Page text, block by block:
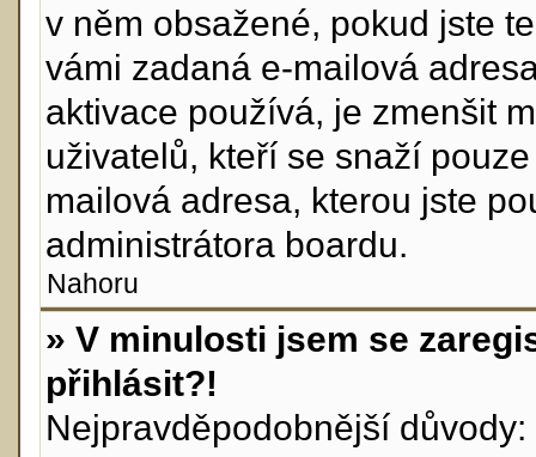
v něm obsažené, pokud jste
vámi zadaná e-mailová
aktivace používá, je zmenšit
uživatelů, kteří se snaží
mailová adresa, kterou jste
administrátora boardu.
Nahoru
» V minulosti jsem se
přihlásit?!
Nejpravděpodobnější